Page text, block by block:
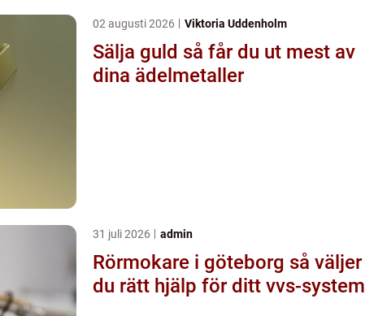
02 augusti 2026 Viktoria Uddenholm
Sälja guld så får du ut mest av
dina ädelmetaller
31 juli 2026 admin
Rörmokare i göteborg så väljer
du rätt hjälp för ditt vvs-system